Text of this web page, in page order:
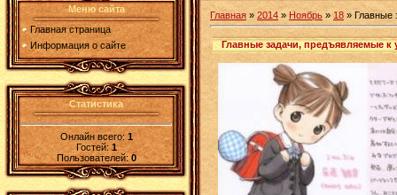
Меню сайта
Главная страница
Информация о сайте
Статистика
Онлайн всего:1
Гостей:1
Пользователей: 0
Главная » 2014 » Ноябрь » 18 » Главные
Главные задачи, предъявляемые к